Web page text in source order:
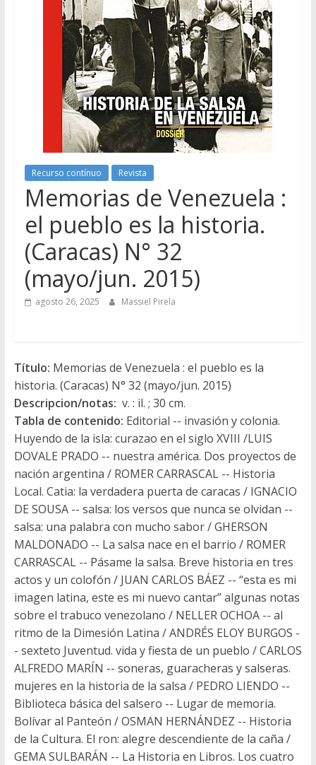
Recurso contínuo Revista
Memorias de Venezuela :
el pueblo es la historia.
(Caracas) N° 32
(mayo/jun. 2015)
agosto 26, 2025 Massiel Pirela
Título: Memorias de Venezuela : el pueblo es la
historia. (Caracas) N° 32 (mayo/jun. 2015)
Descripcion/notas: v. : il. ; 30 cm.
Tabla de contenido: Editorial -- invasión y colonia.
Huyendo de la isla: curazao en el siglo XVIII /LUIS
DOVALE PRADO -- nuestra américa. Dos proyectos de
nación argentina / ROMER CARRASCAL -- Historia
Local. Catia: la verdadera puerta de caracas / IGNACIO
DE SOUSA -- salsa: los versos que nunca se olvidan --
salsa: una palabra con mucho sabor / GHERSON
MALDONADO -- La salsa nace en el barrio / ROMER
CARRASCAL -- Pásame la salsa. Breve historia en tres
actos y un colofón / JUAN CARLOS BÁEZ -- “esta es mi
imagen latina, este es mi nuevo cantar” algunas notas
sobre el trabuco venezolano / NELLER OCHOA -- al
ritmo de la Dimesión Latina / ANDRÉS ELOY BURGOS -
- sexteto Juventud. vida y fiesta de un pueblo / CARLOS
ALFREDO MARÍN -- soneras, guaracheras y salseras.
mujeres en la historia de la salsa / PEDRO LIENDO --
Biblioteca básica del salsero -- Lugar de memoria.
Bolívar al Panteón / OSMAN HERNÁNDEZ -- Historia
de la Cultura. El ron: alegre descendiente de la caña /
GEMA SULBARÁN -- La Historia en Libros. Los cuatro